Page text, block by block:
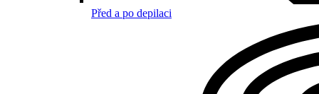
Před a po depilaci